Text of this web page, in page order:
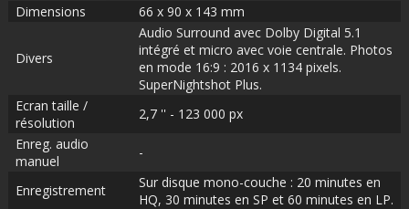
Dimensions
66 x 90 x 143 mm
Divers
Audio Surround avec Dolby Digital 5.1
intégré et micro avec voie centrale. Photos
en mode 16:9 : 2016 x 1134 pixels.
SuperNightshot Plus.
Ecran taille /
résolution
2,7 '' - 123 000 px
Enreg. audio
manuel
-
Enregistrement
Sur disque mono-couche : 20 minutes en
HQ, 30 minutes en SP et 60 minutes en LP.